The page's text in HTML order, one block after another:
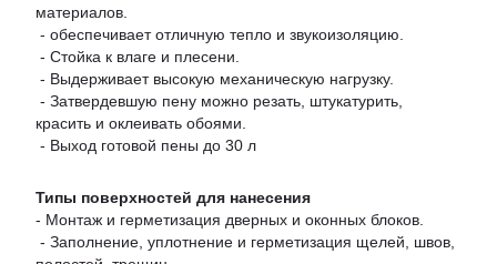
материалов.
- обеспечивает отличную тепло и звукоизоляцию.
- Стойка к влаге и плесени.
- Выдерживает высокую механическую нагрузку.
- Затвердевшую пену можно резать, штукатурить,
красить и оклеивать обоями.
- Выход готовой пены до 30 л
Типы поверхностей для нанесения
- Монтаж и герметизация дверных и оконных блоков.
- Заполнение, уплотнение и герметизация щелей, швов,